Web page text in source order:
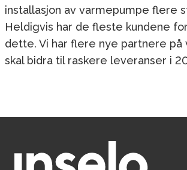
installasjon av varmepumpe flere
Heldigvis har de fleste kundene
dette. Vi har flere nye partnere på
skal bidra til raskere leveranser i